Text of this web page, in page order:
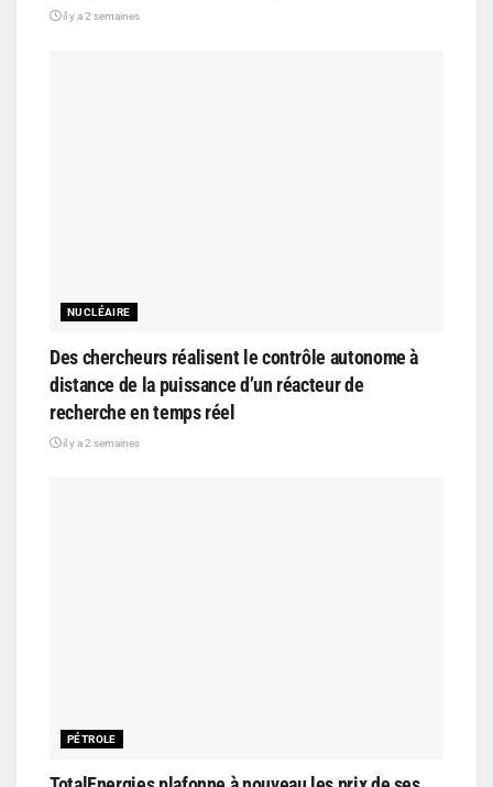
il y a 2 semaines
NUCLÉAIRE
Des chercheurs réalisent le contrôle autonome à
distance de la puissance d’un réacteur de
recherche en temps réel
il y a 2 semaines
PÉTROLE